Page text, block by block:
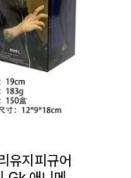
유지피규어